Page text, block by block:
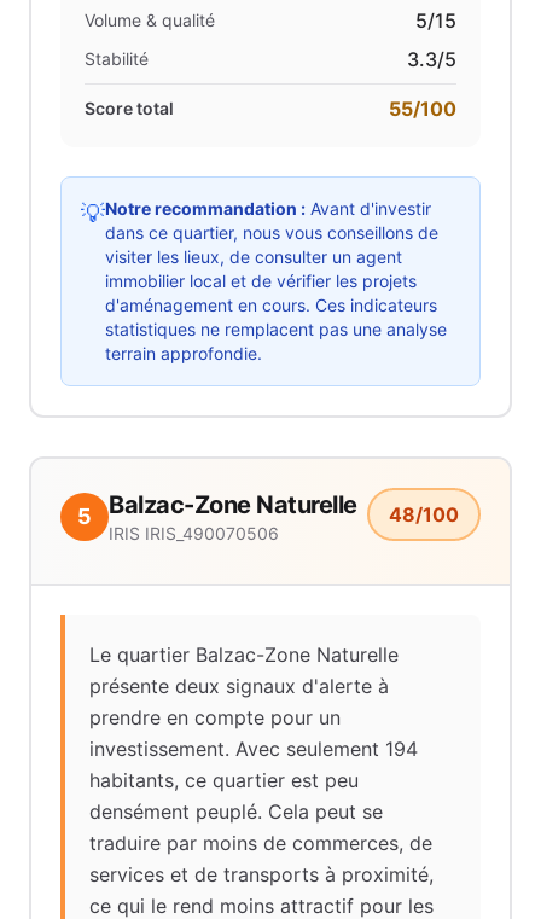
Volume & qualité 5/15
Stabilité 3.3/5
Score total 55/100
💡Notre recommandation : Avant d'investir
dans ce quartier, nous vous conseillons de
visiter les lieux, de consulter un agent
immobilier local et de vérifier les projets
d'aménagement en cours. Ces indicateurs
statistiques ne remplacent pas une analyse
terrain approfondie.
5 Balzac-Zone Naturelle
IRIS IRIS_490070506
48/100
Le quartier Balzac-Zone Naturelle
présente deux signaux d'alerte à
prendre en compte pour un
investissement. Avec seulement 194
habitants, ce quartier est peu
densément peuplé. Cela peut se
traduire par moins de commerces, de
services et de transports à proximité,
ce qui le rend moins attractif pour les